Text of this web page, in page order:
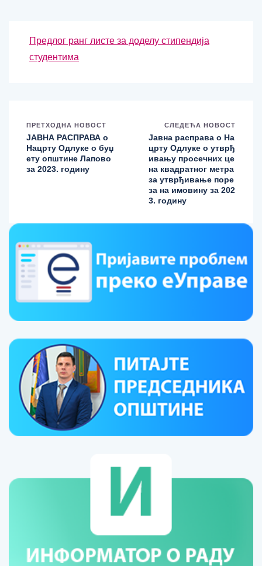
Предлог ранг листе за доделу стипендија
студентима
ПРЕТХОДНА НОВОСТ
ЈАВНА РАСПРАВА о
Нацрту Одлуке о буџ
ету општине Лапово
за 2023. годину
СЛЕДЕЋА НОВОСТ
Јавна расправа о На
црту Одлуке о утврђ
ивању просечних це
на квадратног метра
за утврђивање поре
за на имовину за 202
3. годину